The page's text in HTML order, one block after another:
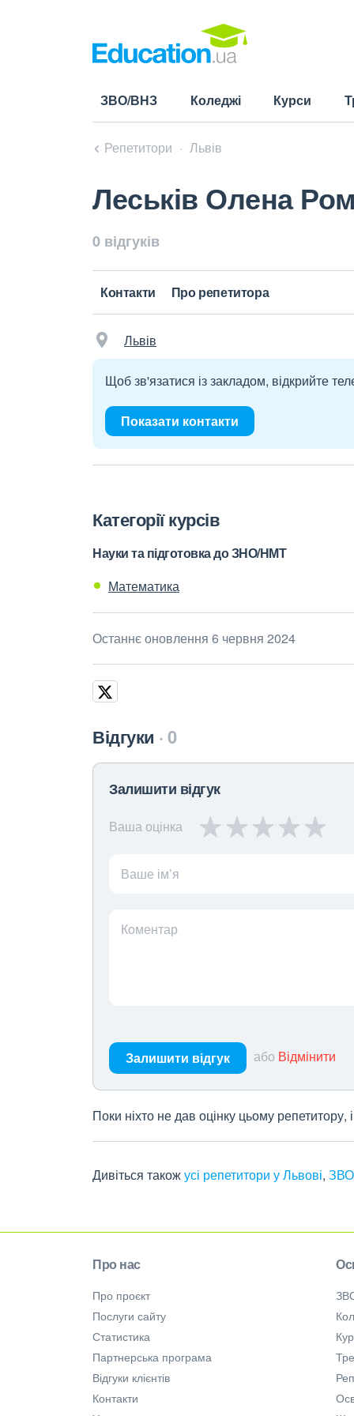
ЗВО/ВНЗ Коледжі Курси
Репетитори Львів
Леськів Олена
0 відгуків
Контакти Про репетитора
Львів
Щоб зв'язатися із закладом, відкрийте
Показати контакти
Категорії курсів
Науки та підготовка до ЗНО/НМТ
Математика
Останнє оновлення 6 червня 2024
Відгуки 0
Залишити відгук
Ваша оцінка
Ваше ім’я
Коментар
Залишити відгук або Відмінити
Поки ніхто не дав оцінку цьому
Дивіться такожусі репетитори у Львові,
Про нас
Про проєкт
Послуги сайту
Статистика
Партнерська програма
Відгуки клієнтів
Контакти